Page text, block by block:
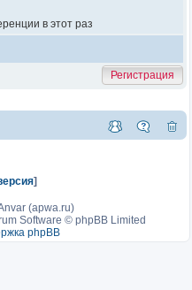
в этот раз
Регистрация
]
(apwa.ru)
Software © phpBB Limited
phpBB